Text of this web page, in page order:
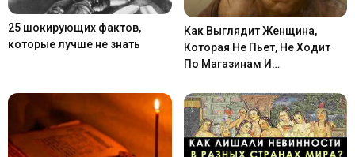
25 шокирующих фактов,
которые лучше не знать
Как Выглядит Женщина,
Которая Не Пьет, Не Ходит
По Магазинам И…